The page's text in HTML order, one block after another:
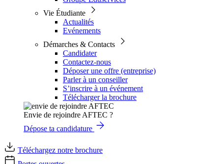
Vie Étudiante
Actualités
Evénements
Démarches & Contacts
Candidater
Contactez-nous
Déposer une offre (entreprise)
Parler à un conseiller
S’inscrire à un événement
Télécharger la brochure
Envie de rejoindre AFTEC ?
Dépose ta candidature
Téléchargez notre brochure